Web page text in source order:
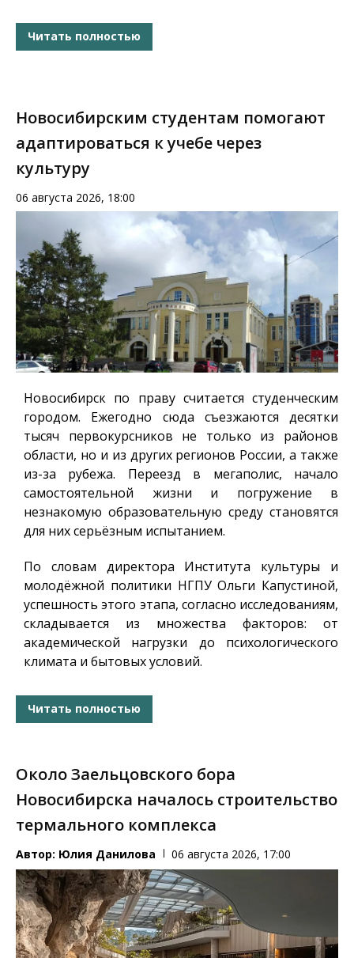
Читать полностью
Новосибирским студентам помогают
адаптироваться к учебе через
культуру
06 августа 2026, 18:00
Новосибирск по праву считается студенческим
городом. Ежегодно сюда съезжаются десятки
тысяч первокурсников не только из районов
области, но и из других регионов России, а также
из-за рубежа. Переезд в мегаполис, начало
самостоятельной жизни и погружение в
незнакомую образовательную среду становятся
для них серьёзным испытанием.
По словам директора Института культуры и
молодёжной политики НГПУ Ольги Капустиной,
успешность этого этапа, согласно исследованиям,
складывается из множества факторов: от
академической нагрузки до психологического
климата и бытовых условий.
Читать полностью
Около Заельцовского бора
Новосибирска началось строительство
термального комплекса
Автор: Юлия Данилова 06 августа 2026, 17:00